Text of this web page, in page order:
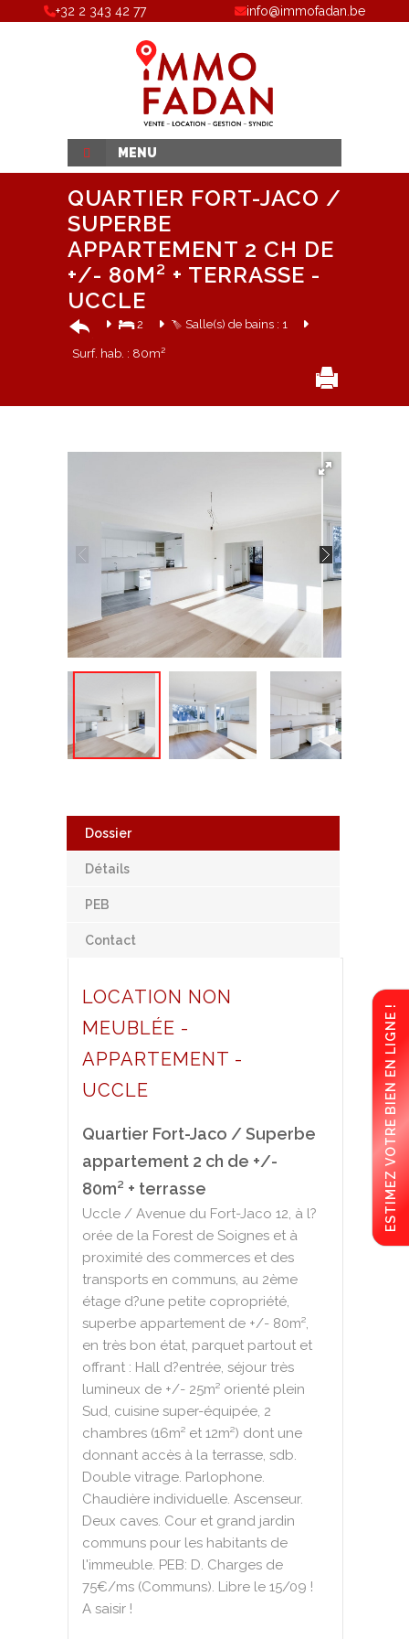
+32 2 343 42 77 info@immofadan.be
ESTIMEZ VOTRE BIEN EN LIGNE !
MENU
QUARTIER FORT-JACO /
SUPERBE
APPARTEMENT 2 CH DE
+/- 80M² + TERRASSE -
UCCLE
2 Salle(s) de bains : 1
Surf. hab. : 80m²
Dossier
Détails
PEB
Contact
LOCATION NON
MEUBLÉE -
APPARTEMENT -
UCCLE
Quartier Fort-Jaco / Superbe
appartement 2 ch de +/-
80m² + terrasse
Uccle / Avenue du Fort-Jaco 12, à l?
orée de la Forest de Soignes et à
proximité des commerces et des
transports en communs, au 2ème
étage d?une petite copropriété,
superbe appartement de +/- 80m²,
en très bon état, parquet partout et
offrant : Hall d?entrée, séjour très
lumineux de +/- 25m² orienté plein
Sud, cuisine super-équipée, 2
chambres (16m² et 12m²) dont une
donnant accès à la terrasse, sdb.
Double vitrage. Parlophone.
Chaudière individuelle. Ascenseur.
Deux caves. Cour et grand jardin
communs pour les habitants de
l'immeuble. PEB: D. Charges de
75€/ms (Communs). Libre le 15/09 !
A saisir !